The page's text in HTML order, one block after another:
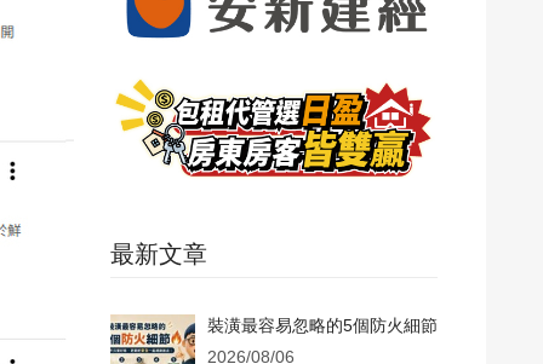
最新文章
裝潢最容易忽略的5個防火細節
2026/08/06